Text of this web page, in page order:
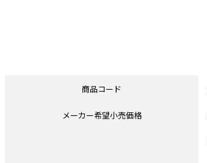
商品コード
メーカー希望小売価格